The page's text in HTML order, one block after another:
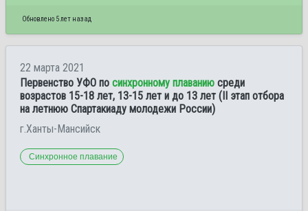
Обновлено 5 лет назад
22 марта 2021
Первенство УФО по синхронному плаванию среди
возрастов 15-18 лет, 13-15 лет и до 13 лет (II этап отбора
на летнюю Спартакиаду молодежи России)
г.Ханты-Мансийск
Синхронное плавание